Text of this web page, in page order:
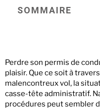
SOMMAIRE
Perdre son permis de
plaisir. Que ce soit à
malencontreux vol, la
casse-tête administratif.
procédures peut sembler